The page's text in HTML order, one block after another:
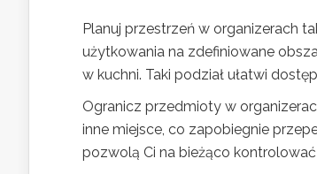
Planuj przestrzeń w organizerach
użytkowania na zdefiniowane
w kuchni. Taki podział ułatwi
Ogranicz przedmioty w
inne miejsce, co zapobiegnie
pozwolą Ci na bieżąco